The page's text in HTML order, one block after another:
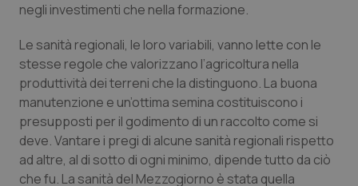
negli investimenti che nella formazione.
Le sanità regionali, le loro variabili, vanno lette con le
stesse regole che valorizzano l’agricoltura nella
produttività dei terreni che la distinguono. La buona
manutenzione e un’ottima semina costituiscono i
presupposti per il godimento di un raccolto come si
deve. Vantare i pregi di alcune sanità regionali rispetto
ad altre, al di sotto di ogni minimo, dipende tutto da ciò
che fu. La sanità del Mezzogiorno è stata quella
CookieScriptConsent
CookieScript
www.quotidianosanita.it